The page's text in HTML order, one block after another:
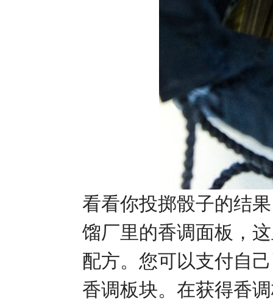
看看你投掷骰子的结
馏厂里的香调面板，
配方。您可以支付自
香调板块。在获得香